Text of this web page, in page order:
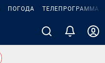
ПОГОДА ТЕЛЕПРОГРАММА